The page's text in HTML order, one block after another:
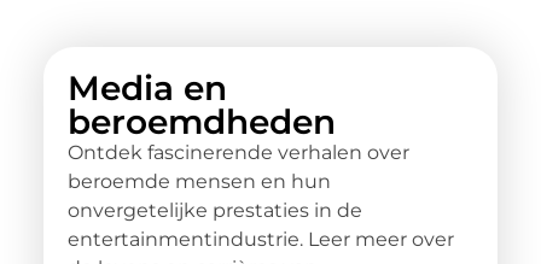
Media en
beroemdheden
Ontdek fascinerende verhalen over
beroemde mensen en hun
onvergetelijke prestaties in de
entertainmentindustrie. Leer meer over